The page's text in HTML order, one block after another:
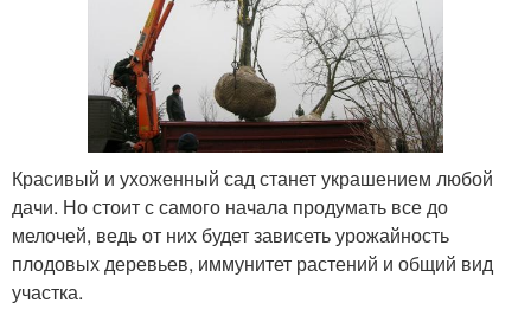
Красивый и ухоженный сад станет украшением любой
дачи. Но стоит с самого начала продумать все до
мелочей, ведь от них будет зависеть урожайность
плодовых деревьев, иммунитет растений и общий вид
участка.